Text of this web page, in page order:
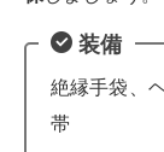
屋根上の
うに、2～
ー）で支え
切断して取